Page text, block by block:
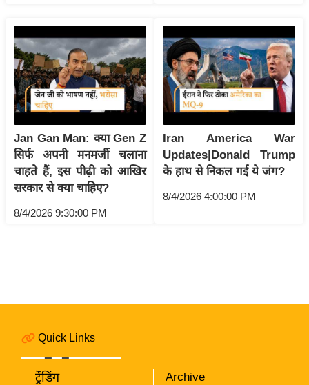
Q
u
c
k
L
n
k
भा
ना
व
Jan Gan Man: क्या Gen Z
सिर्फ अपनी मनमर्जी चलाना
चाहते हैं, इस पीढ़ी को आखिर
सरकार से क्या चाहिए?
8/4/2026 9:30:00 PM
Iran America War
Updates|Donald Trump
के हाथ से निकल गई ये जंग?
8/4/2026 4:00:00 PM
Quick Links
ट्रेंडिंग Archive